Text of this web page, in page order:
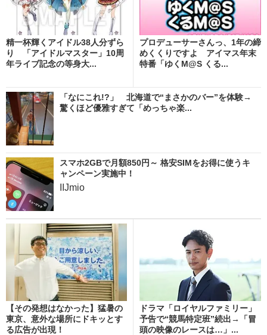
精一杯輝くアイドル38人分ずら
り 「アイドルマスター」10周
年ライブ記念の等身大...
プロデューサーさんっ、1年の締
めくくりですよ アイマス年末
特番「ゆくM@S くる...
「なにこれ!?」 北海道で“まさかのバー”を体験→
驚くほど優雅すぎて「めっちゃ楽...
スマホ2GBで月額850円～ 格安SIMをお得に使うキ
ャンペーン実施中！
IIJmio
【その発想はなかった】猛暑の
東京、意外な場所にドキッとす
る広告が出現！
ドラマ「ロイヤルファミリー」
予告で“競馬特定班”続出→「冒
頭の映像のレースは…」...